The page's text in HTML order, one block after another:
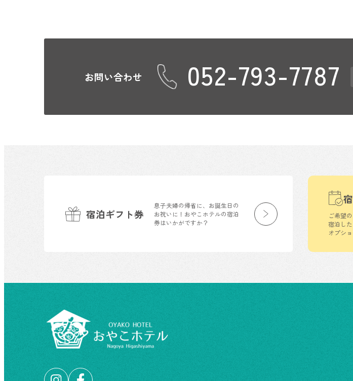
お問い合わせ 052-793-7787
宿泊ギフト券
息子夫婦の帰省に、お誕生日の
お祝いに！おやこホテルの宿泊
券はいかがですか？
ご希望
宿泊し
オプシ